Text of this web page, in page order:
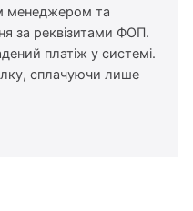
менеджером та
за реквізитами ФОП.
платіж у системі.
сплачуючи лише